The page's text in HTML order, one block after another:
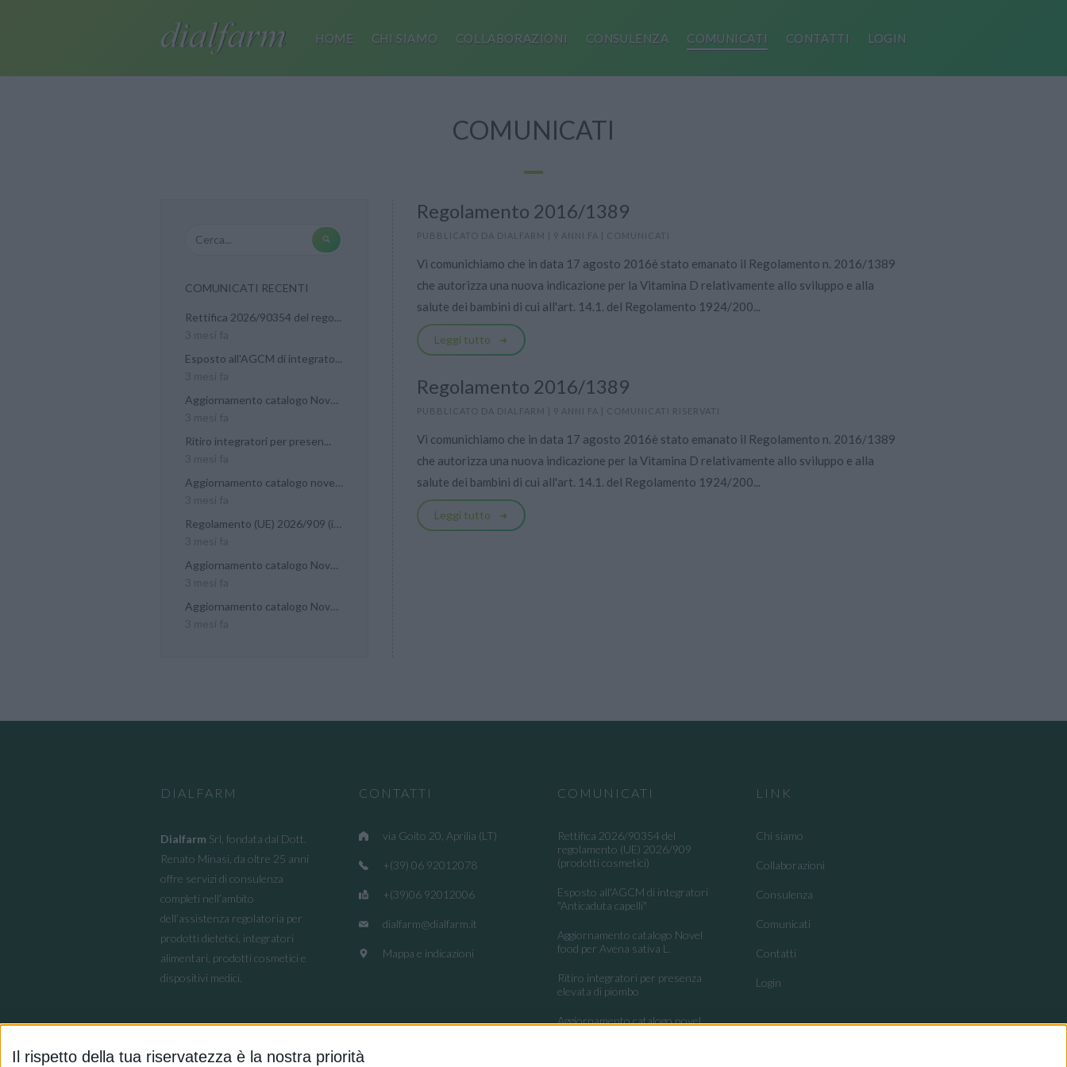
Il rispetto della tua riservatezza è la nostra priorità
HOME CHI SIAMO COLLABORAZIONI CONSULENZA COMUNICATI CONTATTI LOGIN
COMUNICATI
COMUNICATI RECENTI
Rettifica 2026/90354 del rego...
Esposto all'AGCM di integrato...
Aggiornamento catalogo Novel...
Ritiro integratori per presen...
Aggiornamento catalogo novel...
Regolamento (UE) 2026/909 (im...
Aggiornamento catalogo Novel...
Aggiornamento catalogo Novel...
Regolamento 2016/1389
PUBBLICATO DA DIALFARM | 9 ANNI FA | COMUNICATI
Vi comunichiamo che in data 17 agosto 2016è stato emanato il Regolamento n. 2016/1389
che autorizza una nuova indicazione per la Vitamina D relativamente allo sviluppo e alla
salute dei bambini di cui all'art. 14.1. del Regolamento 1924/200...
Leggi tutto
Regolamento 2016/1389
PUBBLICATO DA DIALFARM | 9 ANNI FA | COMUNICATI RISERVATI
Vi comunichiamo che in data 17 agosto 2016è stato emanato il Regolamento n. 2016/1389
che autorizza una nuova indicazione per la Vitamina D relativamente allo sviluppo e alla
salute dei bambini di cui all'art. 14.1. del Regolamento 1924/200...
Leggi tutto
DIALFARM
Dialfarm Srl, fondata dal Dott.
Renato Minasi, da oltre 25 anni
offre servizi di consulenza
completi nell’ambito
dell’assistenza regolatoria per
prodotti dietetici, integratori
alimentari, prodotti cosmetici e
dispositivi medici.
CONTATTI
via Goito 20, Aprilia (LT)
+(39) 06 92012078
+(39)06 92012006
dialfarm@dialfarm.it
Mappa e indicazioni
COMUNICATI
Rettifica 2026/90354 del
regolamento (UE) 2026/909
(prodotti cosmetici)
Esposto all'AGCM di integratori
"Anticaduta capelli"
Aggiornamento catalogo Novel
food per Avena sativa L.
Ritiro integratori per presenza
elevata di piombo
Aggiornamento catalogo novel
LINK
Chi siamo
Collaborazioni
Consulenza
Comunicati
Contatti
Login